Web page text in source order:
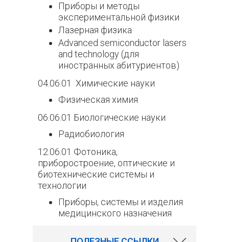
Приборы и методы
экспериментальной физики
Лазерная физика
Advanced semiconductor lasers
and technology (для
иностранных абитуриентов)
04.06.01 Химические науки
Физическая химия
06.06.01 Биологические науки
Радиобиология
12.06.01 Фотоника,
приборостроение, оптические и
биотехнические системы и
технологии
Приборы, системы и изделия
медицинского назначения